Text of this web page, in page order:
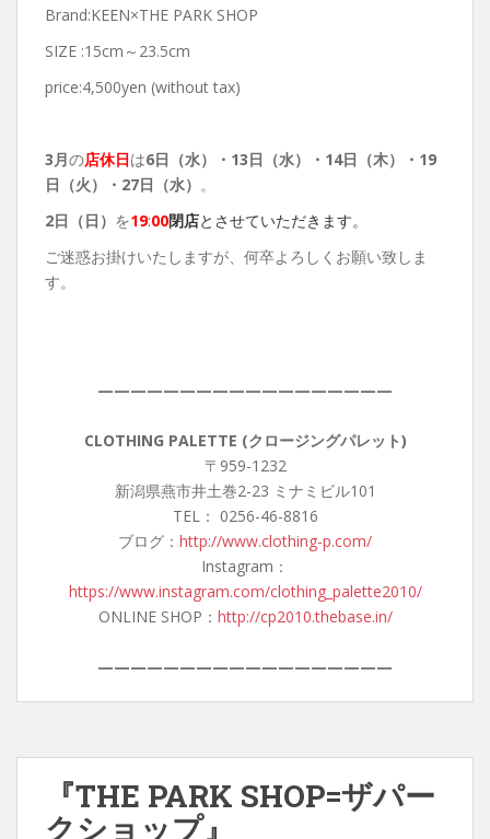
Brand:KEEN×THE PARK SHOP
SIZE :15cm～23.5cm
price:4,500yen (without tax)
3月の店休日は6日（水）・13日（水）・14日（木）・19
日（火）・27日（水） 。
2日（日） を19:00閉店とさせていただきます。
ご迷惑お掛けいたしますが、何卒よろしくお願い致しま
す。
——————————————————
CLOTHING PALETTE (クロージングパレット)
〒959-1232
新潟県燕市井土巻2-23 ミナミビル101
TEL： 0256-46-8816
ブログ： http://www.clothing-p.com/
Instagram：
https://www.instagram.com/clothing_palette2010/
ONLINE SHOP： http://cp2010.thebase.in/
——————————————————
『THE PARK SHOP=ザパー
クショップ』